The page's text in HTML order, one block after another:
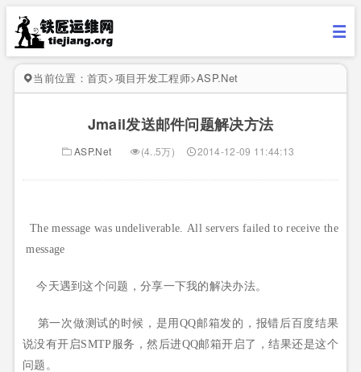
当前位置： 首页>项目开发工程师>ASP.Net
Jmail发送邮件问题解决方法
ASP.Net (4..5万) 2014-12-09 11:44:13
The message was undeliverable. All servers failed to receive the
message
今天遇到这个问题，分享一下我的解决办法。
第一次做测试的时候，是用QQ邮箱发的，报错后百度结果
说没有开启SMTP服务，然后进QQ邮箱开启了，结果还是这个
问题。